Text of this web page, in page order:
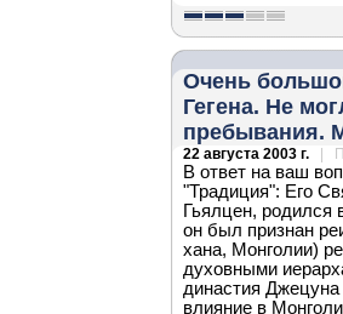
Очень
Гегена. Не
пребывания.
22 августа 2003 г. |
В ответ на ваш
"Традиция": Его
Гьялцен, родился
он был признан
хана, Монголии)
духовными
династия
влияние в